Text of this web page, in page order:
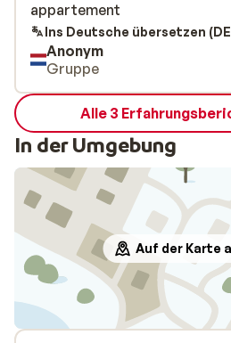
appartement
appartement
Ins Deutsche übersetzen
Anonym
Gruppe
Alle 3
In der Umgebung
Auf der Karte